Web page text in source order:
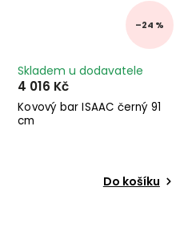
–24 %
Kovový bar ISAAC černý 91
cm
Skladem u dodavatele
4 016 Kč
Do košíku